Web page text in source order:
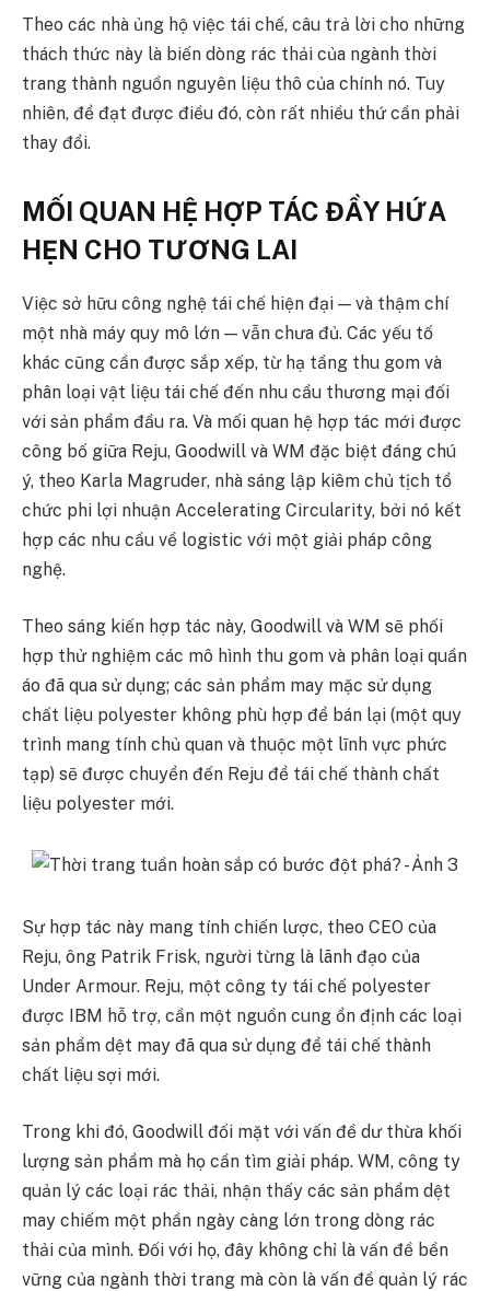
Theo các nhà ủng hộ việc tái chế, câu trả lời cho những
thách thức này là biến dòng rác thải của ngành thời
trang thành nguồn nguyên liệu thô của chính nó. Tuy
nhiên, để đạt được điều đó, còn rất nhiều thứ cần phải
thay đổi.
MỐI QUAN HỆ HỢP TÁC ĐẦY HỨA
HẸN CHO TƯƠNG LAI
Việc sở hữu công nghệ tái chế hiện đại — và thậm chí
một nhà máy quy mô lớn — vẫn chưa đủ. Các yếu tố
khác cũng cần được sắp xếp, từ hạ tầng thu gom và
phân loại vật liệu tái chế đến nhu cầu thương mại đối
với sản phẩm đầu ra. Và mối quan hệ hợp tác mới được
công bố giữa Reju, Goodwill và WM đặc biệt đáng chú
ý, theo Karla Magruder, nhà sáng lập kiêm chủ tịch tổ
chức phi lợi nhuận Accelerating Circularity, bởi nó kết
hợp các nhu cầu về logistic với một giải pháp công
nghệ.
Theo sáng kiến hợp tác này, Goodwill và WM sẽ phối
hợp thử nghiệm các mô hình thu gom và phân loại quần
áo đã qua sử dụng; các sản phẩm may mặc sử dụng
chất liệu polyester không phù hợp để bán lại (một quy
trình mang tính chủ quan và thuộc một lĩnh vực phức
tạp) sẽ được chuyển đến Reju để tái chế thành chất
liệu polyester mới.
Sự hợp tác này mang tính chiến lược, theo CEO của
Reju, ông Patrik Frisk, người từng là lãnh đạo của
Under Armour. Reju, một công ty tái chế polyester
được IBM hỗ trợ, cần một nguồn cung ổn định các loại
sản phẩm dệt may đã qua sử dụng để tái chế thành
chất liệu sợi mới.
Trong khi đó, Goodwill đối mặt với vấn đề dư thừa khối
lượng sản phẩm mà họ cần tìm giải pháp. WM, công ty
quản lý các loại rác thải, nhận thấy các sản phẩm dệt
may chiếm một phần ngày càng lớn trong dòng rác
thải của mình. Đối với họ, đây không chỉ là vấn đề bền
vững của ngành thời trang mà còn là vấn đề quản lý rác